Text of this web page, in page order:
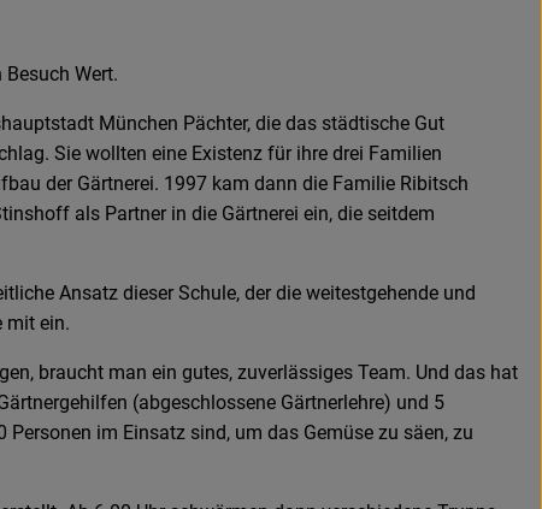
Wert.
München Pächter, die das städtische Gut
Sie wollten eine Existenz für ihre drei Familien
der Gärtnerei. 1997 kam dann die Familie Ribitsch
als Partner in die Gärtnerei ein, die seitdem
Ansatz dieser Schule, der die weitestgehende und
mit ein.
braucht man ein gutes, zuverlässiges Team. Und das hat
(abgeschlossene Gärtnerlehre) und 5
im Einsatz sind, um das Gemüse zu säen, zu